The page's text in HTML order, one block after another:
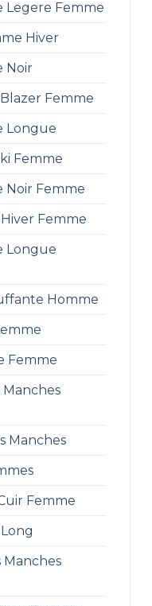
Legere Femme
Hiver
Noir
Femme
Longue
Femme
Noir Femme
Femme
Longue
Homme
Femme
Manches
Manches
Femme
Manches